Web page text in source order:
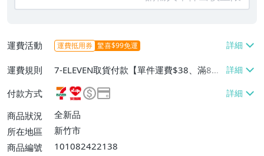
運費活動 運費抵用券 驚喜$99免運
運費規則
7-ELEVEN取貨付款【單件運費$38、滿8件
或消費滿$3000免運費】、萊爾富取貨付款
【單件運費$60、消費滿$2000免運費】、
郵局掛號【單件運費$60、滿8件或消費滿
$3000免運費】
付款方式
商品狀況
全新品
所在地區
新竹市
商品編號
101082422138